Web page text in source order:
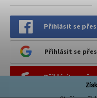
Přihlásit se
Přihlásit se
Přihlásit se přes